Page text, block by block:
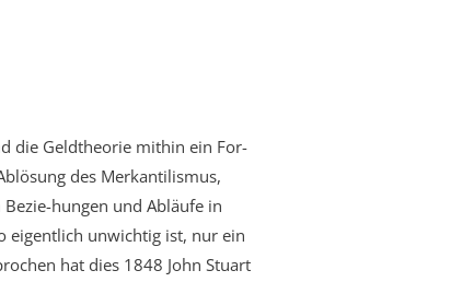
die Geldtheorie mithin ein For-
des Merkantilismus,
hungen und Abläufe in
eigentlich unwichtig ist, nur ein
hat dies 1848 John Stuart